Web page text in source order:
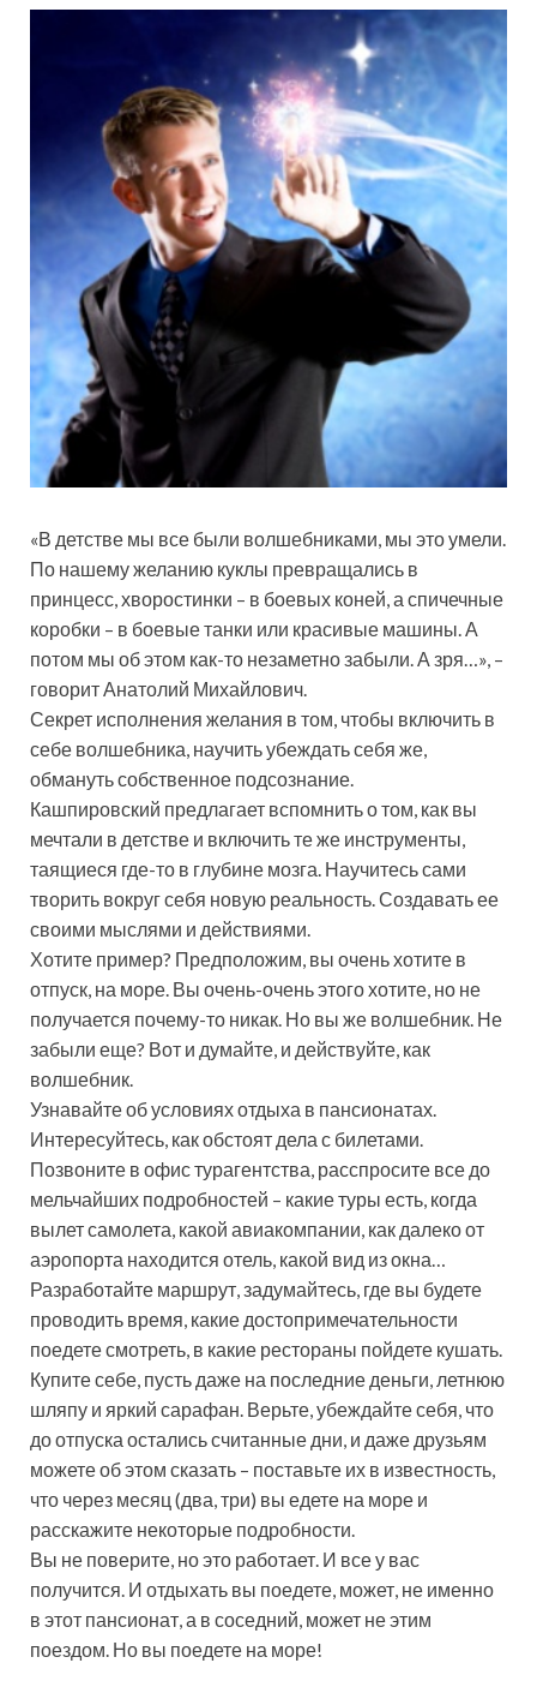
«В детстве мы все были волшебниками, мы это умели.
По нашему желанию куклы превращались в
принцесс, хворостинки – в боевых коней, а спичечные
коробки – в боевые танки или красивые машины. А
потом мы об этом как-то незаметно забыли. А зря…», –
говорит Анатолий Михайлович.
Секрет исполнения желания в том, чтобы включить в
себе волшебника, научить убеждать себя же,
обмануть собственное подсознание.
Кашпировский предлагает вспомнить о том, как вы
мечтали в детстве и включить те же инструменты,
таящиеся где-то в глубине мозга. Научитесь сами
творить вокруг себя новую реальность. Создавать ее
своими мыслями и действиями.
Хотите пример? Предположим, вы очень хотите в
отпуск, на море. Вы очень-очень этого хотите, но не
получается почему-то никак. Но вы же волшебник. Не
забыли еще? Вот и думайте, и действуйте, как
волшебник.
Узнавайте об условиях отдыха в пансионатах.
Интересуйтесь, как обстоят дела с билетами.
Позвоните в офис турагентства, расспросите все до
мельчайших подробностей – какие туры есть, когда
вылет самолета, какой авиакомпании, как далеко от
аэропорта находится отель, какой вид из окна…
Разработайте маршрут, задумайтесь, где вы будете
проводить время, какие достопримечательности
поедете смотреть, в какие рестораны пойдете кушать.
Купите себе, пусть даже на последние деньги, летнюю
шляпу и яркий сарафан. Верьте, убеждайте себя, что
до отпуска остались считанные дни, и даже друзьям
можете об этом сказать – поставьте их в известность,
что через месяц (два, три) вы едете на море и
расскажите некоторые подробности.
Вы не поверите, но это работает. И все у вас
получится. И отдыхать вы поедете, может, не именно
в этот пансионат, а в соседний, может не этим
поездом. Но вы поедете на море!